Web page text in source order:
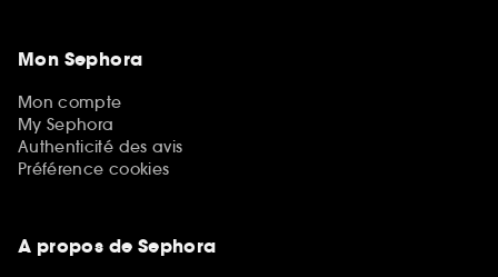
Mon Sephora
Mon compte
My Sephora
Authenticité des avis
Préférence cookies
A propos de Sephora